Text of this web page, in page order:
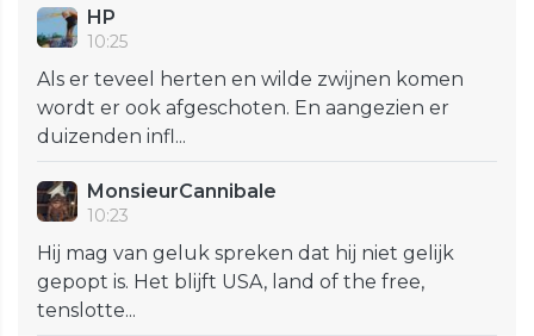
HP
10:25
Als er teveel herten en wilde zwijnen komen
wordt er ook afgeschoten. En aangezien er
duizenden infl...
MonsieurCannibale
10:23
Hij mag van geluk spreken dat hij niet gelijk
gepopt is. Het blijft USA, land of the free,
tenslotte...